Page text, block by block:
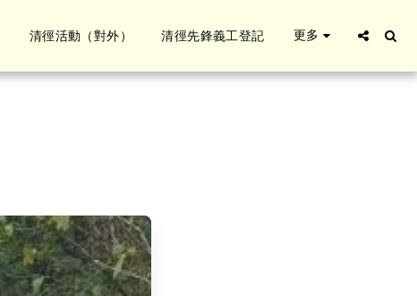
清徑活動（對外） 清徑先鋒義工登記 更多